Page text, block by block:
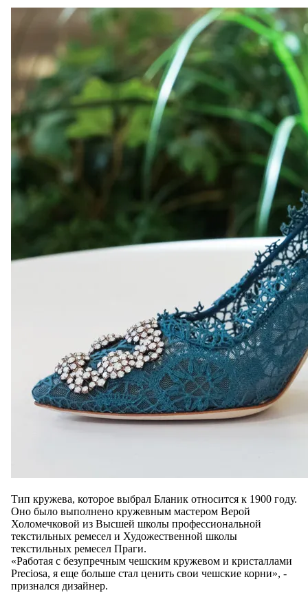
Тип кружева, которое выбрал Бланик относится к 1900 году.
Оно было выполнено кружевным мастером Верой
Холомечковой из Высшей школы профессиональной
текстильных ремесел и Художественной школы
текстильных ремесел Праги.
«Работая с безупречным чешским кружевом и кристаллами
Preciosa, я еще больше стал ценить свои чешские корни», -
признался дизайнер.